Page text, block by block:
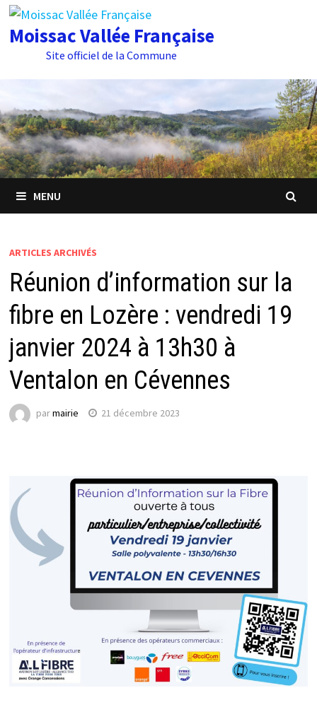
Passer
au
contenu
Moissac Vallée Française
Site officiel de la Commune
MENU
ARTICLES ARCHIVÉS
Réunion d’information sur la
fibre en Lozère : vendredi 19
janvier 2024 à 13h30 à
Ventalon en Cévennes
parmairie 21 décembre 2023